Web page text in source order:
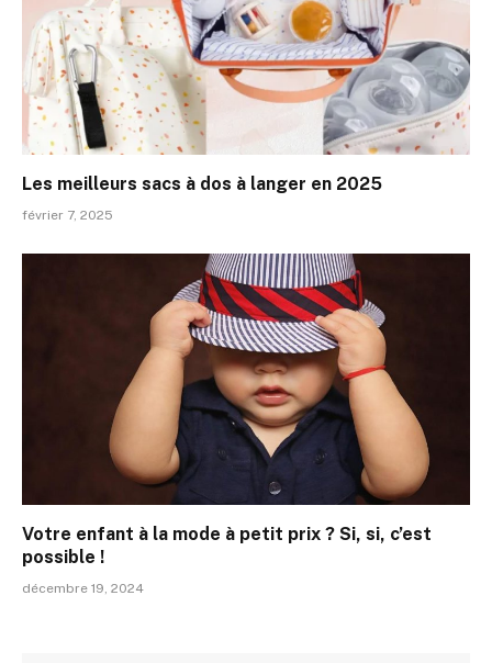
Les meilleurs sacs à dos à langer en 2025
février 7, 2025
Votre enfant à la mode à petit prix ? Si, si, c’est
possible !
décembre 19, 2024